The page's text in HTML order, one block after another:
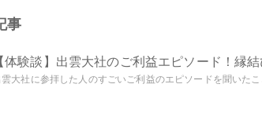
事
体験談】出雲大社のご利益エピソード！縁
雲大社に参拝した人のすごいご利益のエピソードを聞いたこ